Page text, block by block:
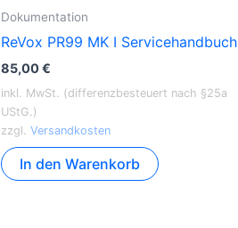
Dokumentation
ReVox PR99 MK I Servicehandbuch
85,00€
inkl. MwSt. (differenzbesteuert nach §25a
UStG.)
zzgl. Versandkosten
In den Warenkorb